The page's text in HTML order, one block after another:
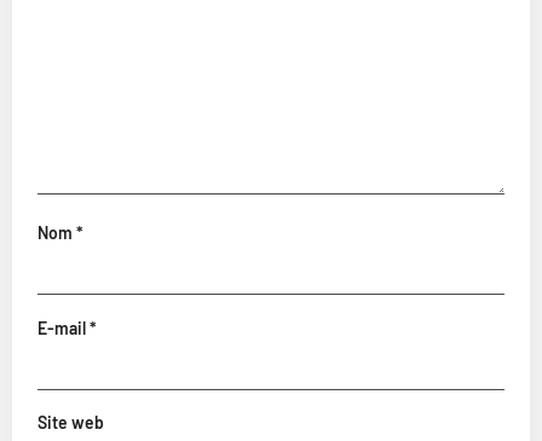
Nom *
E-mail*
Site web